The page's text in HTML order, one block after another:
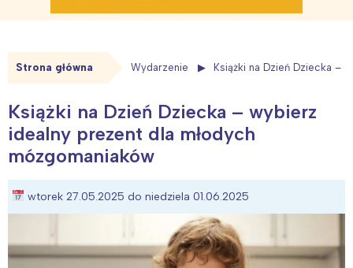
Strona główna Wydarzenie Książki na Dzień Dziecka –
Książki na Dzień Dziecka – wybierz
idealny prezent dla młodych
mózgomaniaków
wtorek 27.05.2025 do niedziela 01.06.2025